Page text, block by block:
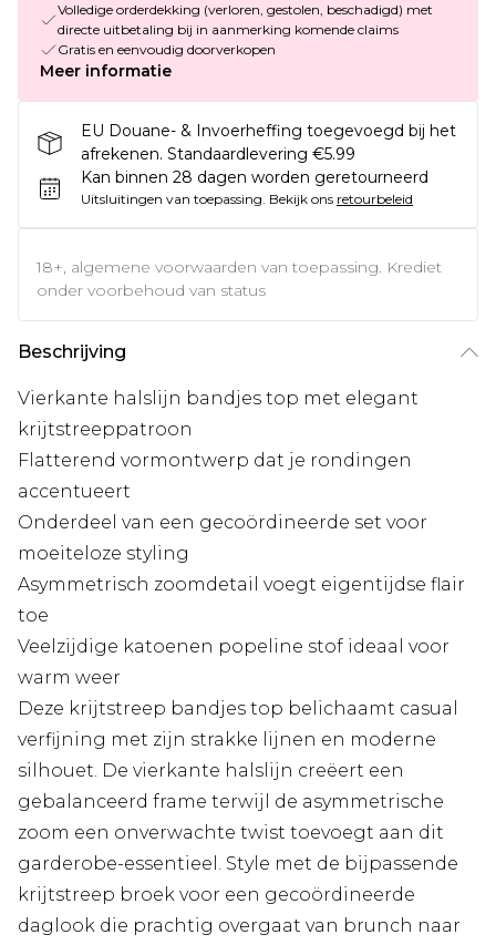
Volledige orderdekking (verloren, gestolen, beschadigd) met
directe uitbetaling bij in aanmerking komende claims
Gratis en eenvoudig doorverkopen
Meer informatie
EU Douane- & Invoerheffing toegevoegd bij het
afrekenen. Standaardlevering €5.99
Kan binnen 28 dagen worden geretourneerd
Uitsluitingen van toepassing. Bekijk ons retourbeleid
18+, algemene voorwaarden van toepassing. Krediet
onder voorbehoud van status
Beschrijving
Vierkante halslijn bandjes top met elegant
krijtstreeppatroon
Flatterend vormontwerp dat je rondingen
accentueert
Onderdeel van een gecoördineerde set voor
moeiteloze styling
Asymmetrisch zoomdetail voegt eigentijdse flair
toe
Veelzijdige katoenen popeline stof ideaal voor
warm weer
Deze krijtstreep bandjes top belichaamt casual
verfijning met zijn strakke lijnen en moderne
silhouet. De vierkante halslijn creëert een
gebalanceerd frame terwijl de asymmetrische
zoom een onverwachte twist toevoegt aan dit
garderobe-essentieel. Style met de bijpassende
krijtstreep broek voor een gecoördineerde
daglook die prachtig overgaat van brunch naar